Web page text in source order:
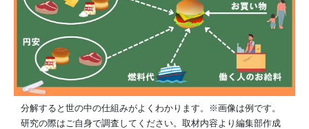
分解すると世の中の仕組みがよくわかります。※画像は例です。
研究の際はご自身で調査してください。取材内容より編集部作成